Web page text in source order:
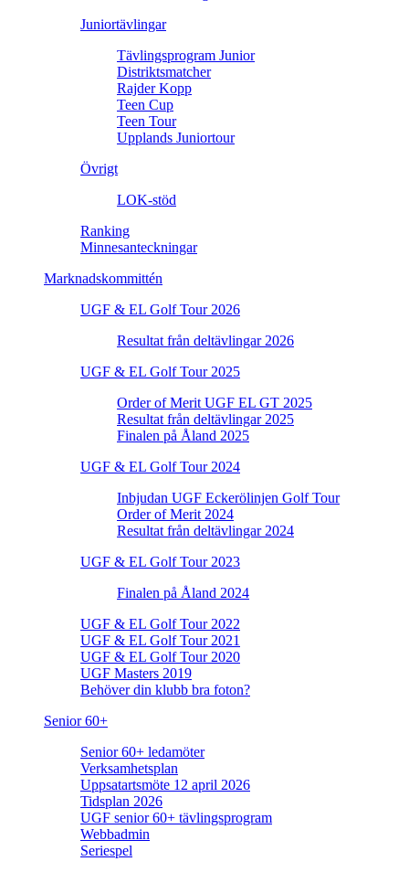
Juniortävlingar
Tävlingsprogram Junior
Distriktsmatcher
Rajder Kopp
Teen Cup
Teen Tour
Upplands Juniortour
Övrigt
LOK-stöd
Ranking
Minnesanteckningar
Marknadskommittén
UGF & EL Golf Tour 2026
Resultat från deltävlingar 2026
UGF & EL Golf Tour 2025
Order of Merit UGF EL GT 2025
Resultat från deltävlingar 2025
Finalen på Åland 2025
UGF & EL Golf Tour 2024
Inbjudan UGF Eckerölinjen Golf Tour
Order of Merit 2024
Resultat från deltävlingar 2024
UGF & EL Golf Tour 2023
Finalen på Åland 2024
UGF & EL Golf Tour 2022
UGF & EL Golf Tour 2021
UGF & EL Golf Tour 2020
UGF Masters 2019
Behöver din klubb bra foton?
Senior 60+
Senior 60+ ledamöter
Verksamhetsplan
Uppsatartsmöte 12 april 2026
Tidsplan 2026
UGF senior 60+ tävlingsprogram
Webbadmin
Seriespel